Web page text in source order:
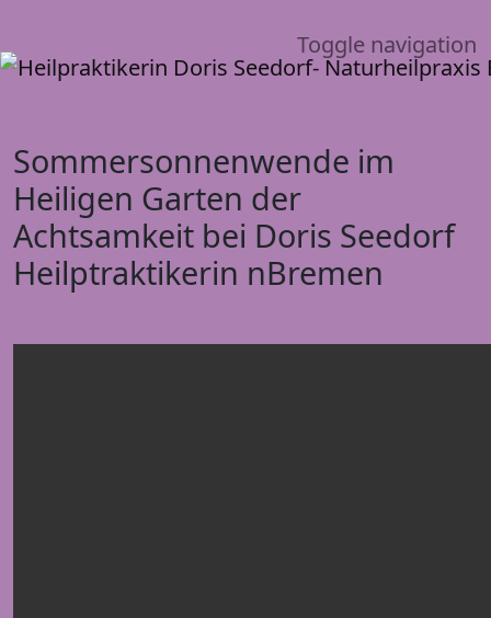
Toggle navigation
Sommersonnenwende im
Heiligen Garten der
Achtsamkeit bei Doris Seedorf
Heilptraktikerin nBremen